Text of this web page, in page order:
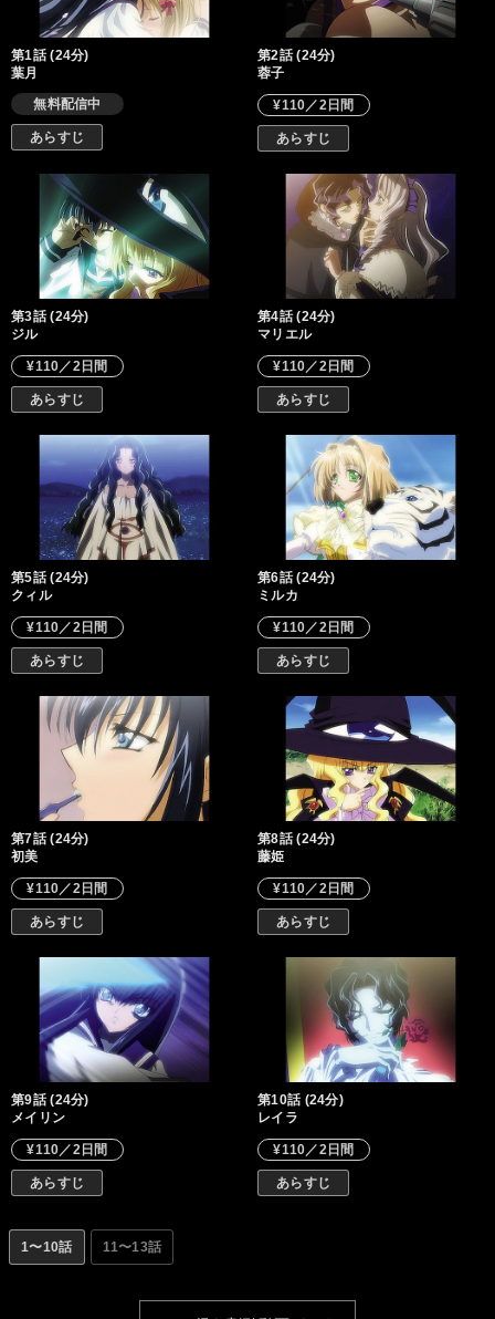
第1話 (24分)
葉月
無料配信中
あらすじ
第2話 (24分)
蓉子
¥110／2日間
あらすじ
第3話 (24分)
ジル
¥110／2日間
あらすじ
第4話 (24分)
マリエル
¥110／2日間
あらすじ
第5話 (24分)
クィル
¥110／2日間
あらすじ
第6話 (24分)
ミルカ
¥110／2日間
あらすじ
第7話 (24分)
初美
¥110／2日間
あらすじ
第8話 (24分)
藤姫
¥110／2日間
あらすじ
第9話 (24分)
メイリン
¥110／2日間
あらすじ
第10話 (24分)
レイラ
¥110／2日間
あらすじ
1〜10話 11〜13話